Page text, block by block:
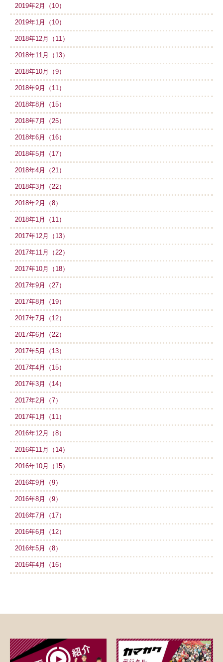
2019年2月（10）
2019年1月（10）
2018年12月（11）
2018年11月（13）
2018年10月（9）
2018年9月（11）
2018年8月（15）
2018年7月（25）
2018年6月（16）
2018年5月（17）
2018年4月（21）
2018年3月（22）
2018年2月（8）
2018年1月（11）
2017年12月（13）
2017年11月（22）
2017年10月（18）
2017年9月（27）
2017年8月（19）
2017年7月（12）
2017年6月（22）
2017年5月（13）
2017年4月（15）
2017年3月（14）
2017年2月（7）
2017年1月（11）
2016年12月（8）
2016年11月（14）
2016年10月（15）
2016年9月（9）
2016年8月（9）
2016年7月（17）
2016年6月（12）
2016年5月（8）
2016年4月（16）